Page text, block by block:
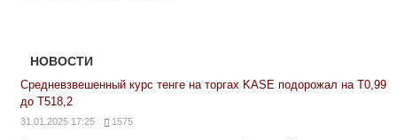
НОВОСТИ
Средневзвешенный курс тенге на торгах KASE подорожал на Т0,99
до Т518,2
31.01.2025 17:25 1575